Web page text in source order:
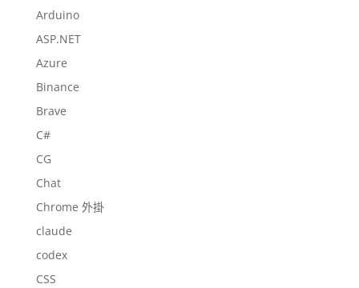
Arduino
ASP.NET
Azure
Binance
Brave
C#
CG
Chat
Chrome 外掛
claude
codex
CSS